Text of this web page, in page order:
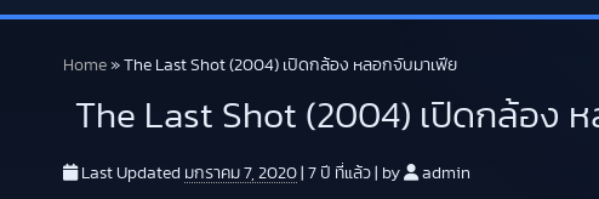
Home » The Last Shot (2004) เปิดกล้อง หลอกจับมาเฟีย
The Last Shot (2004) เปิดกล้อง
Last Updated มกราคม 7, 2020 7 ปี ที่แล้ว by admin